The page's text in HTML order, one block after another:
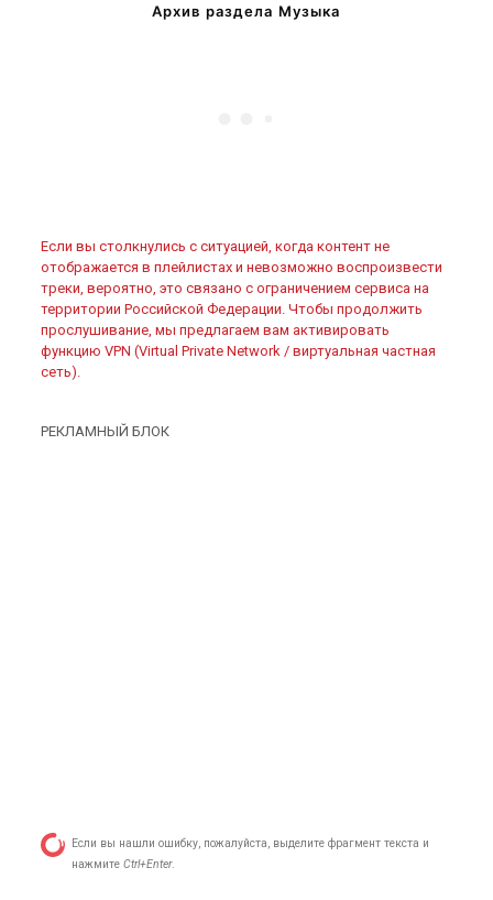
Архив раздела Музыка
Если вы столкнулись с ситуацией, когда контент не
отображается в плейлистах и невозможно воспроизвести
треки, вероятно, это связано с ограничением сервиса на
территории Российской Федерации. Чтобы продолжить
прослушивание, мы предлагаем вам активировать
функцию VPN (Virtual Private Network / виртуальная частная
сеть).
РЕКЛАМНЫЙ БЛОК
Если вы нашли ошибку, пожалуйста, выделите фрагмент текста и
нажмите Ctrl+Enter.